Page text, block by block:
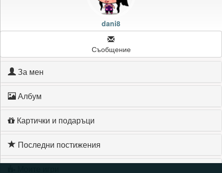
dani8
Съобщение
За мен
Албум
Картички и подаръци
Последни постижения